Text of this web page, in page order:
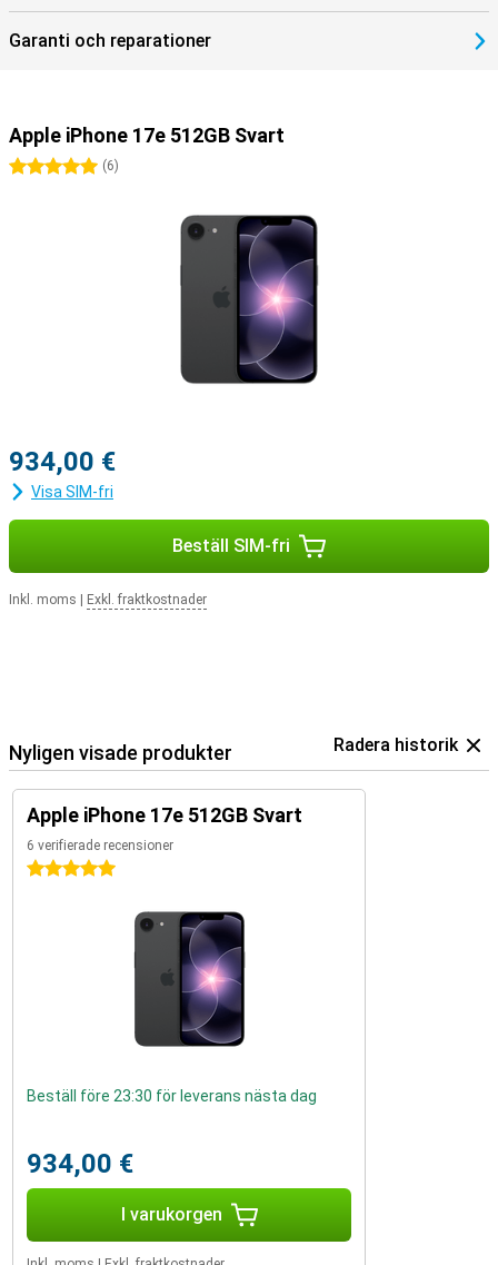
17e 512GB Black och skapa ett ekosystem som fungerar perfekt
tillsammans.
Garanti och reparationer
Apple iPhone 17e 512GB Svart
5 stjärnor
(6)
934,00 €
Visa SIM-fri
Beställ SIM-fri
Inkl. moms Exkl. fraktkostnader
Nyligen visade produkter Radera historik
Apple iPhone 17e 512GB Svart
6 verifierade recensioner
5 stjärnor
Beställ före 23:30 för leverans nästa dag
934,00 €
I varukorgen